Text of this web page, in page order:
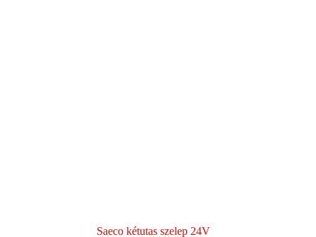
Saeco kétutas szelep 24V